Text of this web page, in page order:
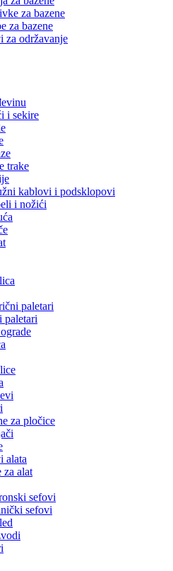
za bazene
za bazene
za održavanje
i sekire
trake
kablovi i podsklopovi
i nožići
paletari
paletari
za pločice
alata
za alat
sefovi
sefovi